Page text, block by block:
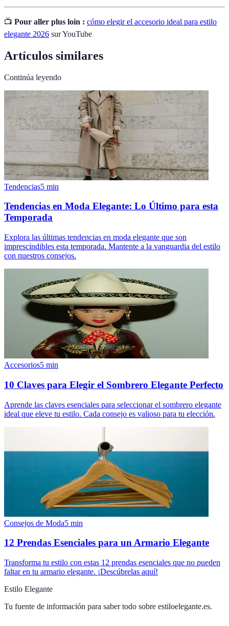
📺 Pour aller plus loin : cómo elegir el accesorio ideal para estilo
elegante 2026 sur YouTube
Artículos similares
Continúa leyendo
Tendencias5 min
Tendencias en Moda Elegante: Lo Último para esta
Temporada
Explora las últimas tendencias en moda elegante que son
imprescindibles esta temporada. Mantente a la vanguardia del estilo
con nuestros consejos.
Accesorios5 min
10 Claves para Elegir el Sombrero Elegante Perfecto
Aprende las claves esenciales para seleccionar el sombrero elegante
ideal que eleve tu estilo. Cada consejo es valioso para tu elección.
Consejos de Moda5 min
12 Prendas Esenciales para un Armario Elegante
Transforma tu estilo con estas 12 prendas esenciales que no pueden
faltar en tu armario elegante. ¡Descúbrelas aquí!
Estilo Elegante
Tu fuente de información para saber todo sobre estiloelegante.es.